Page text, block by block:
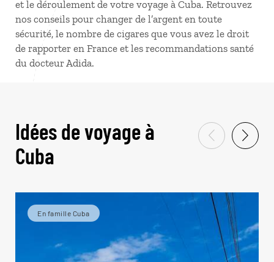
et le déroulement de votre voyage à Cuba. Retrouvez
nos conseils pour changer de l’argent en toute
sécurité, le nombre de cigares que vous avez le droit
de rapporter en France et les recommandations santé
du docteur Adida.
Idées de voyage à
Cuba
En famille Cuba